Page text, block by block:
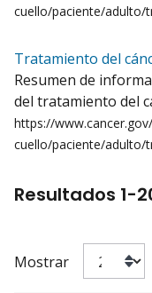
cuello/paciente/adulto/
Tratamiento del
Resumen de
del tratamiento del
https://
cuello/paciente/adulto/
Resultados 1-
Mostrar